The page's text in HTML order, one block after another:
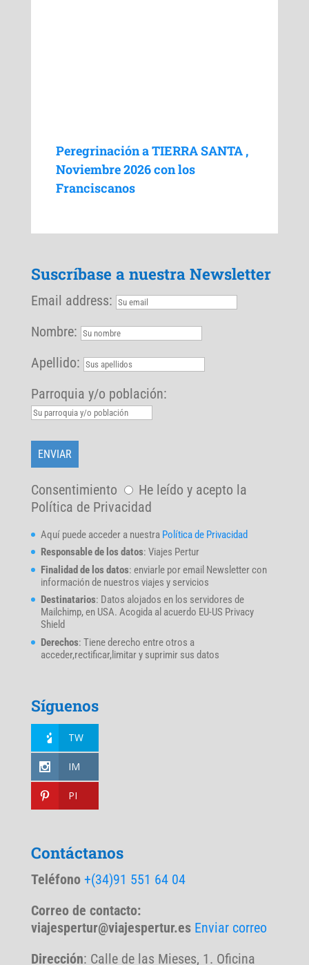
Peregrinación a TIERRA SANTA ,
Noviembre 2026 con los
Franciscanos
Suscríbase a nuestra Newsletter
Email address:
Nombre:
Apellido:
Parroquia y/o población:
Consentimiento
He leído y acepto la
Política de Privacidad
Aquí puede acceder a nuestra Política de Privacidad
Responsable de los datos: Viajes Pertur
Finalidad de los datos: enviarle por email Newsletter con
información de nuestros viajes y servicios
Destinatarios: Datos alojados en los servidores de
Mailchimp, en USA. Acogida al acuerdo EU-US Privacy
Shield
Derechos: Tiene derecho entre otros a
acceder,rectificar,limitar y suprimir sus datos
Síguenos
TW
IM
PI
Contáctanos
Teléfono +(34)91 551 64 04
Correo de contacto:
viajespertur@viajespertur.es Enviar correo
Dirección: Calle de las Mieses, 1. Oficina